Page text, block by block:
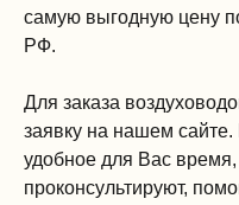
самую выгодную цену
РФ.
Для заказа
заявку на нашем
удобное для Вас
проконсультируют,